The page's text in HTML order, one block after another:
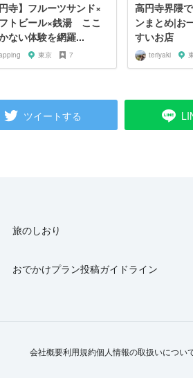
円寺】フルーツサンド×
トビール×銭湯 ここ
ない体験を網羅...
東京 7
高円寺界隈
ンまとめ|お
すいお店
teriyaki
ツイートする
旅のしおり
おでかけプラン投稿ガイドライン
会社概要利用規約個人情報の取扱いについ